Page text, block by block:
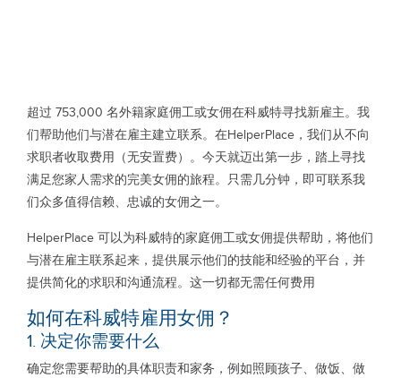
超过 753,000 名外籍家庭佣工或女佣在科威特寻找新雇主。我
们帮助他们与潜在雇主建立联系。在HelperPlace，我们从不向
求职者收取费用（无安置费）。今天就迈出第一步，踏上寻找
满足您家人需求的完美女佣的旅程。只需几分钟，即可联系我
们众多值得信赖、忠诚的女佣之一。
HelperPlace 可以为科威特的家庭佣工或女佣提供帮助，将他们
与潜在雇主联系起来，提供展示他们的技能和经验的平台，并
提供简化的求职和沟通流程。这一切都无需任何费用
如何在科威特雇用女佣？
1. 决定你需要什么
确定您需要帮助的具体职责和家务，例如照顾孩子、做饭、做